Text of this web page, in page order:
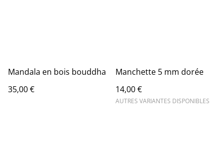
Mandala en bois bouddha
35,00 €
Manchette 5 mm dorée
14,00 €
AUTRES VARIANTES DISPONIBLES